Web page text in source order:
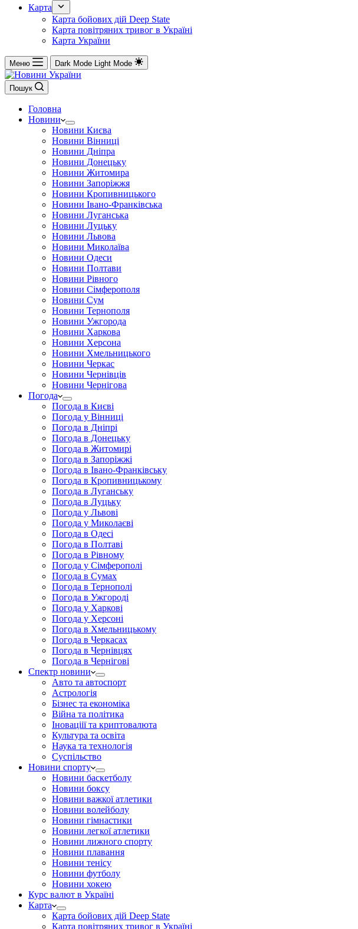
Карта
Карта бойових дій Deep State
Карта повітряних тривог в Україні
Карта України
Меню Dark Mode Light Mode
Пошук
Головна
Новини
Новини Києва
Новини Вінниці
Новини Дніпра
Новини Донецьку
Новини Житомира
Новини Запоріжжя
Новини Кропивницького
Новини Івано-Франківська
Новини Луганська
Новини Луцьку
Новини Львова
Новини Миколаїва
Новини Одеси
Новини Полтави
Новини Рівного
Новини Сімферополя
Новини Сум
Новини Тернополя
Новини Ужгорода
Новини Харкова
Новини Херсона
Новини Хмельницького
Новини Черкас
Новини Чернівців
Новини Чернігова
Погода
Погода в Києві
Погода у Вінниці
Погода в Дніпрі
Погода в Донецьку
Погода в Житомирі
Погода в Запоріжжі
Погода в Івано-Франківську
Погода в Кропивницькому
Погода в Луганську
Погода в Луцьку
Погода у Львові
Погода у Миколаєві
Погода в Одесі
Погода в Полтаві
Погода в Рівному
Погода у Сімферополі
Погода в Сумах
Погода в Тернополі
Погода в Ужгороді
Погода у Харкові
Погода у Херсоні
Погода в Хмельницькому
Погода в Черкасах
Погода в Чернівцях
Погода в Чернігові
Спектр новини
Авто та автоспорт
Астрологія
Бізнес та економіка
Війна та політика
Іноваціії та криптовалюта
Культура та освіта
Наука та технологія
Суспільство
Новини спорту
Новини баскетболу
Новини боксу
Новини важкої атлетики
Новини волейболу
Новини гімнастики
Новини легкої атлетики
Новини лижного спорту
Новини плавання
Новини тенісу
Новини футболу
Новини хокею
Курс валют в Україні
Карта
Карта бойових дій Deep State
Карта повітряних тривог в Україні